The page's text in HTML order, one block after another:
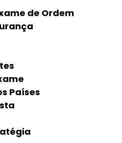
de Ordem
Países